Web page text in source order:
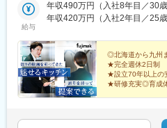
県／茨城県■中部静岡県（静岡
古屋市・岡崎市）／山梨県／富
市）／京都府／兵庫県（神戸
国・四国広島県（広島市、福山
香川県／徳島県／愛媛県／高知
九州市）／佐賀県／長崎県／熊
／沖縄県※転勤は必ず相談の上
場完備）※受動喫煙対策：オフ
駅、甲府駅、上尾駅、葭川公園
駅、落合駅(東京都)、京王八王
県)、南富山駅、上諸江駅、新
駅、越後石山駅、豊津駅(大阪
岬駅、亀山駅(兵庫県)、田井ノ
駅、備前西市駅、周防下郷駅、
駅、大橋駅(福岡県)、競馬場前
駅、西松本駅、田原町駅(東京
給与
年収490万円（入社8年目／30歳
年収420万円（入社2年目／25歳
◎北海道から九州
★完全週休2日制
★設立70年以上の
★研修充実◎育成
スタンダード上場